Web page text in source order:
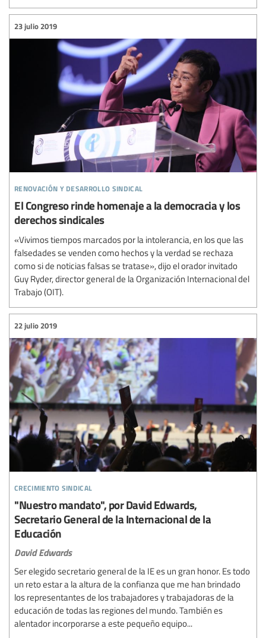
renovación y desarrollo sindical
23 julio 2019
El Congreso rinde homenaje a la democracia y los
derechos sindicales
«Vivimos tiempos marcados por la intolerancia, en los que las
falsedades se venden como hechos y la verdad se rechaza
como si de noticias falsas se tratase», dijo el orador invitado
Guy Ryder, director general de la Organización Internacional del
Trabajo (OIT).
crecimiento sindical
22 julio 2019
"Nuestro mandato", por David Edwards,
Secretario General de la Internacional de la
Educación
David Edwards
Ser elegido secretario general de la IE es un gran honor. Es todo
un reto estar a la altura de la confianza que me han brindado
los representantes de los trabajadores y trabajadoras de la
educación de todas las regiones del mundo. También es
alentador incorporarse a este pequeño equipo...